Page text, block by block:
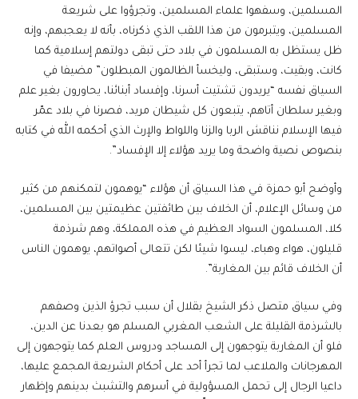
المسلمين، وسفهوا علماء المسلمين، وتجرؤوا على شريعة
المسلمين، ويتبرمون من هذا اللقب الذي ذكرناه، بأنه لا يعجبهم، وإنه
ظل يستظل به المسلمون في بلاد حتى تبقى دولتهم إسلامية كما
كانت، وبقيت، وستبقى، وليخسأ الظالمون المبطلون” مضيفا في
السياق نفسه “يريدون تشتيت أسرنا، وإفساد أبنائنا، يحاورون بغير علم
وبغير سلطان أتاهم، يتبعون كل شيطان مريد، فصرنا في بلاد عمّر
فيها الإسلام نناقش الربا والزنا واللواط والإرث الذي أحكمه الله في كتابه
بنصوص نصية واضحة وما يريد هؤلاء إلا الإفساد”.
وأوضح أبو حمزة في هذا السياق أن هؤلاء “يوهمون لتمكنهم من كثير
من وسائل الإعلام، أن الخلاف بين طائفتين عظيمتين بين المسلمين،
كلا، المسلمون السواد العظيم في هذه المملكة، وهم شرذمة
قليلون، هواء وهباء، ليسوا شيئا لكن تتعالى أصواتهم، يوهمون الناس
أن الخلاف قائم بين المغاربة”.
وفي سياق متصل ذكر الشيخ بقلال أن سبب تجرؤ الذين وصفهم
بالشرذمة القليلة على الشعب المغربي المسلم هو بعدنا عن الدين،
فلو أن المغاربة يتوجهون إلى المساجد ودروس العلم كما يتوجهون إلى
المهرجانات والملاعب لما تجرأ أحد على أحكام الشريعة المجمع عليها،
داعيا الرجال إلى تحمل المسؤولية في أسرهم والتشبث بدينهم وإظهار